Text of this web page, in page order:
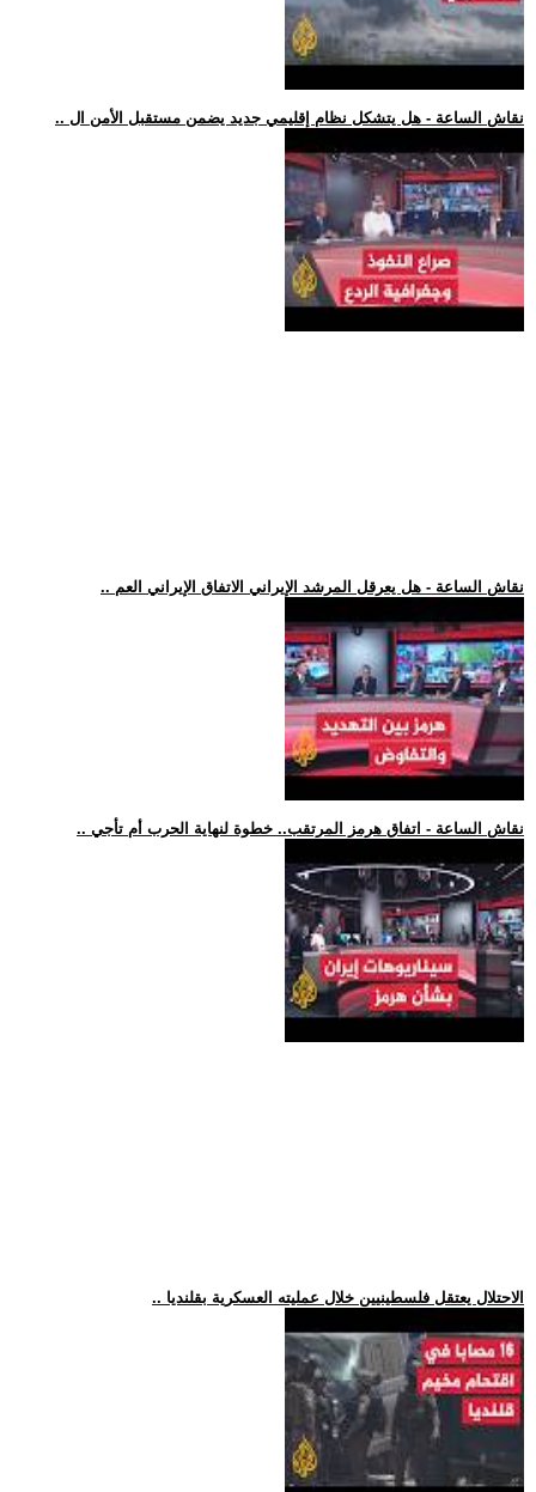
.. نقاش الساعة - هل يتشكل نظام إقليمي جديد يضمن مستقبل الأمن ال
.. نقاش الساعة - هل يعرقل المرشد الإيراني الاتفاق الإيراني العم
.. نقاش الساعة - اتفاق هرمز المرتقب.. خطوة لنهاية الحرب أم تأجي
.. الاحتلال يعتقل فلسطينيين خلال عمليته العسكرية بقلنديا